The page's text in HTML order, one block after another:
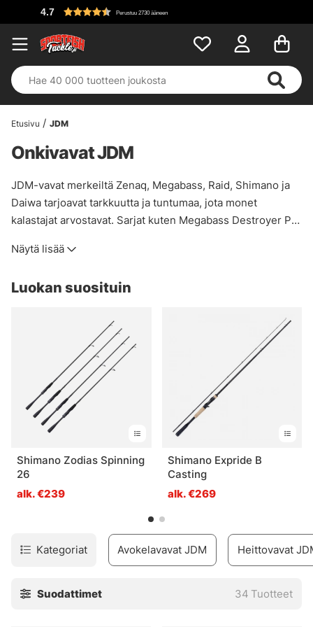
Etusivu JDM
Onkivavat JDM
JDM-vavat merkeiltä Zenaq, Megabass, Raid, Shimano ja
Daiwa tarjoavat tarkkuutta ja tuntumaa, jota monet
kalastajat arvostavat. Sarjat kuten Megabass Destroyer P5,
Blackart on suunniteltu yhdistämään keveys, kestävyys ja
hyrräkelavapoja, jotka on valmistettu hiilikuidusta parhaan
hallitset erilaiset tekniikat paremmin, olipa kyse tarkasta
heittämisestä tai raskaampien vieheiden käytöstä.
Japanilainen suunnittelu näkyy jokaisessa
yksityiskohdassa ja tekee kalastamisesta sujuvampaa.
Tutustu JDM-vapoihin ja löydä itsellesi sopivin vaihtoehto.
Näytä lisää
Luokan suosituin
Shimano Zodias Spinning
26
alk. €239
Shimano Expride B
Casting
alk. €269
Kategoriat Avokelavavat JDM Heittovavat
Suodattimet 34 Tuotteet